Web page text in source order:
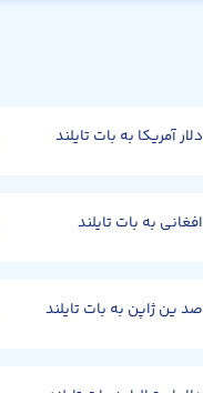
دلار آمریکا به بات تایلند
افغانی به بات تایلند
صد ین ژاپن به بات تایلند